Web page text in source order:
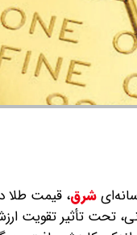
شرق، قیمت طلا
تحت تأثیر تقویت